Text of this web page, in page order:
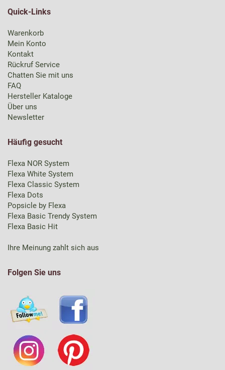
Quick-Links
Warenkorb
Mein Konto
Kontakt
Rückruf Service
Chatten Sie mit uns
FAQ
Hersteller Kataloge
Über uns
Newsletter
Häufig gesucht
Flexa NOR System
Flexa White System
Flexa Classic System
Flexa Dots
Popsicle by Flexa
Flexa Basic Trendy System
Flexa Basic Hit
Ihre Meinung zahlt sich aus
Folgen Sie uns